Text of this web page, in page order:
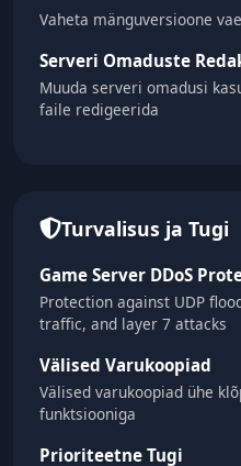
Vaheta mänguversioone
Serveri Omaduste
Muuda serveri omadusi
faile redigeerida
Turvalisus ja Tugi
Game Server DDoS
Protection against UDP
traffic, and layer 7 attacks
Välised Varukoopiad
Välised varukoopiad ühe
funktsiooniga
Prioriteetne Tugi